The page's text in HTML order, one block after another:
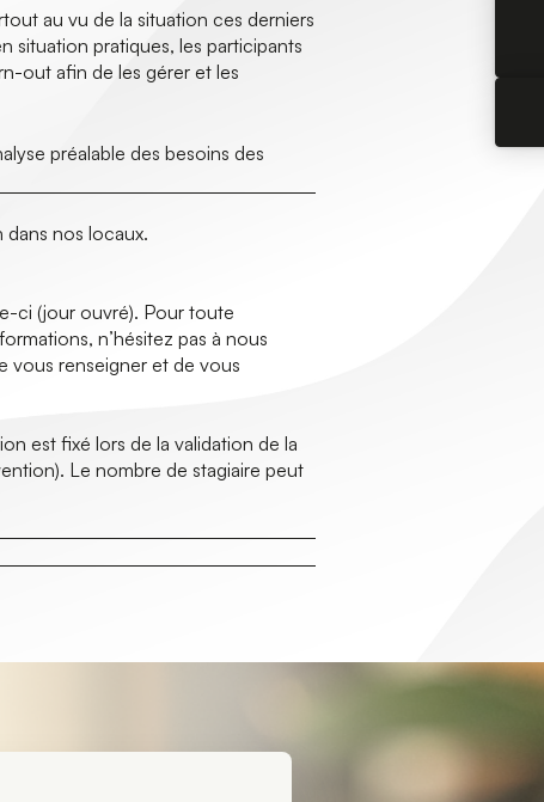
au vu de la situation ces derniers
situation pratiques, les participants
out afin de les gérer et les
préalable des besoins des
nos locaux.
ci (jour ouvré). Pour toute
n’hésitez pas à nous
vous renseigner et de vous
est fixé lors de la validation de la
Le nombre de stagiaire peut